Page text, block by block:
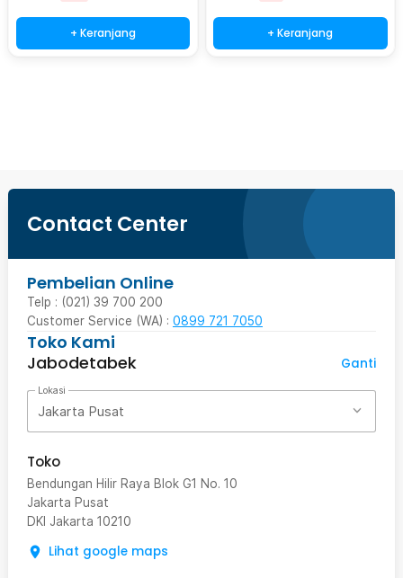
+ Keranjang + Keranjang
Contact Center
Pembelian Online
Telp : (021) 39 700 200
Customer Service (WA) : 0899 721 7050
Toko Kami
Jabodetabek
Ganti
Lokasi
Jakarta Pusat
Toko
Bendungan Hilir Raya Blok G1 No. 10
Jakarta Pusat
DKI Jakarta 10210
Lihat google maps